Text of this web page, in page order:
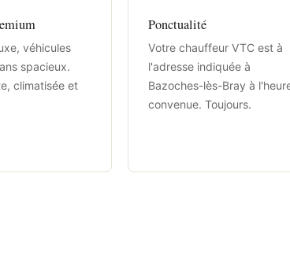
véhicules
spacieux.
climatisée et
Ponctualité
Votre chauffeur VTC est à
l'adresse indiquée à
Bazoches-lès-Bray à
convenue. Toujours.